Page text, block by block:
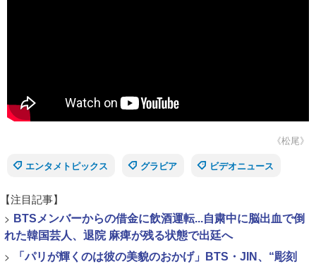
《松尾》
エンタメトピックス
グラビア ビデオニュース
【注目記事】
> BTSメンバーからの借金に飲酒運転...自粛中に脳出血で倒
れた韓国芸人、退院 麻痺が残る状態で出廷へ
>
「パリが輝くのは彼の美貌のおかげ」BTS・JIN、“彫刻